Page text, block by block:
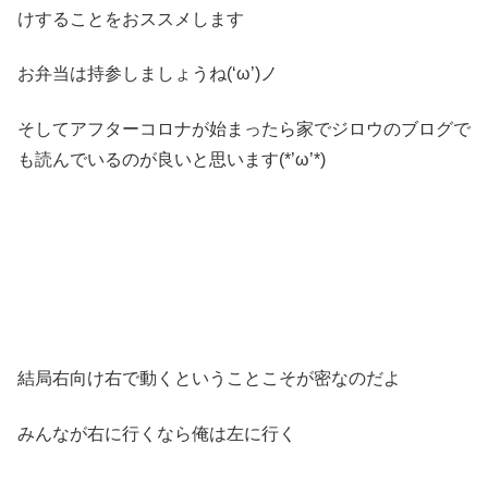
けすることをおススメします
お弁当は持参しましょうね(‘ω’)ノ
そしてアフターコロナが始まったら家でジロウのブログで
も読んでいるのが良いと思います(*’ω’*)
結局右向け右で動くということこそが密なのだよ
みんなが右に行くなら俺は左に行く